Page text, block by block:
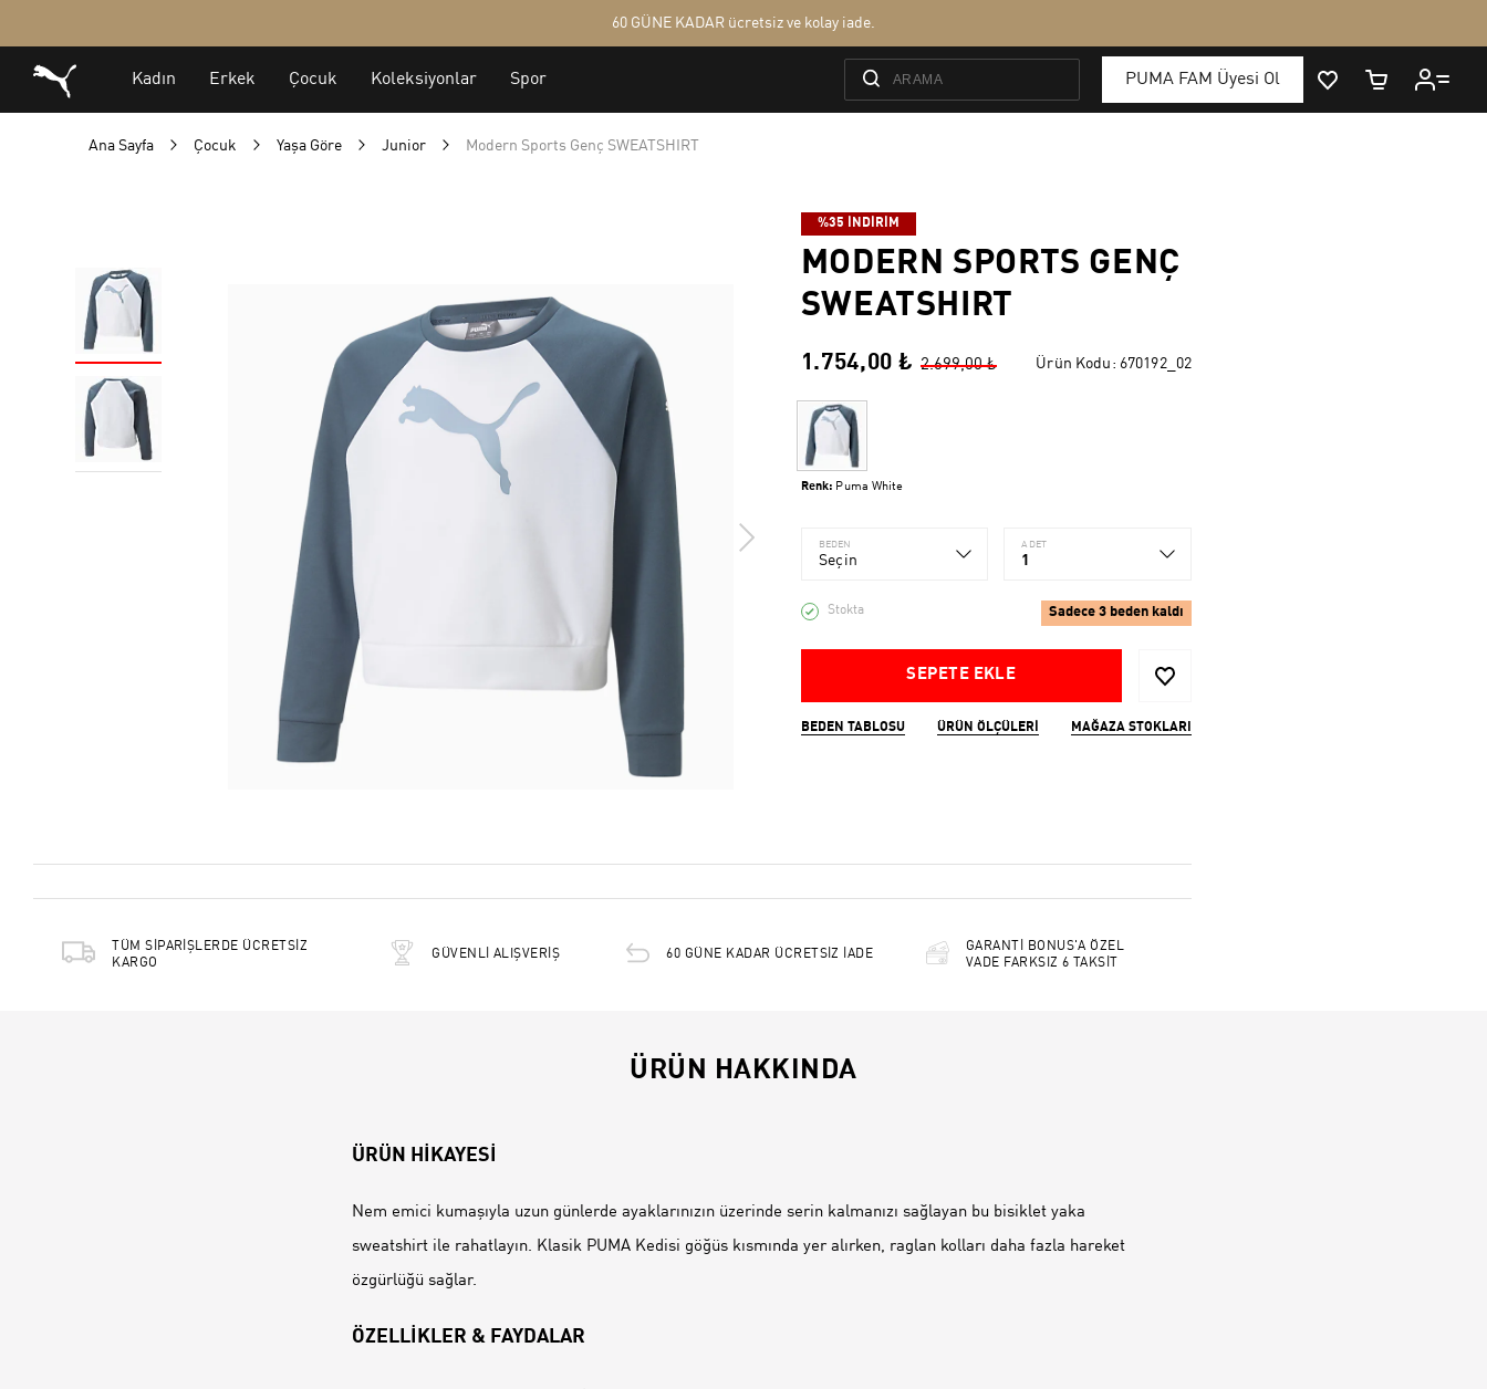
Ana Sayfa Çocuk Yaşa Göre Junior Modern Sports Genç SWEATSHIRT
%35 İNDİRİM
MODERN SPORTS GENÇ
SWEATSHIRT
1.754,00 ₺ 2.699,00 ₺ Ürün Kodu: 670192_02
Renk: Puma White
BEDEN
Seçin
ADET
1
Stokta Sadece 3 beden kaldı
SEPETE EKLE
BEDEN TABLOSU ÜRÜN ÖLÇÜLERI MAĞAZA STOKLARI
TÜM SİPARİŞLERDE ÜCRETSİZ
KARGO
GÜVENLİ ALIŞVERİŞ 60 GÜNE KADAR ÜCRETSİZ İADE
GARANTİ BONUS'A ÖZEL
VADE FARKSIZ 6 TAKSİT
ÜRÜN HAKKINDA
ÜRÜN HİKAYESİ
Nem emici kumaşıyla uzun günlerde ayaklarınızın üzerinde serin kalmanızı sağlayan bu bisiklet yaka
sweatshirt ile rahatlayın. Klasik PUMA Kedisi göğüs kısmında yer alırken, raglan kolları daha fazla hareket
özgürlüğü sağlar.
ÖZELLİKLER & FAYDALAR